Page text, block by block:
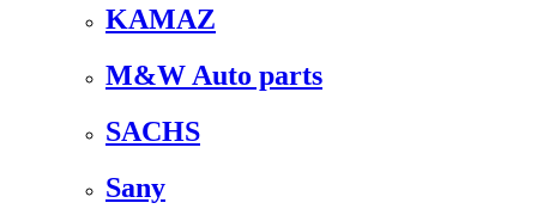
KAMAZ
M&W Auto parts
SACHS
Sany